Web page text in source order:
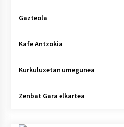
Gazteola
Kafe Antzokia
Kurkuluxetan umegunea
Zenbat Gara elkartea